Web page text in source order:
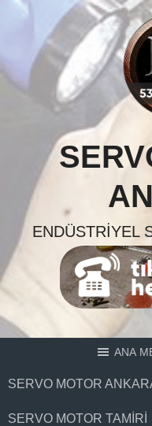
Skip
content
ENDÜSTRIYEL
ANA
SERVO MOTOR
SERVO MOTOR TAMIRI